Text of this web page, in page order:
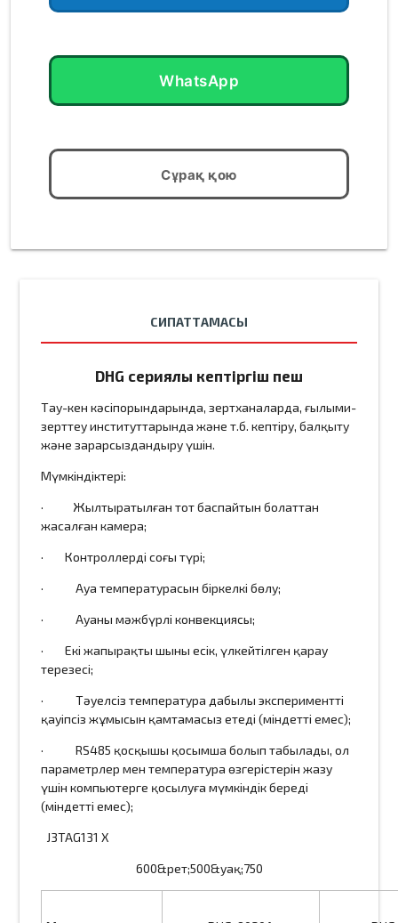
WhatsApp
Сұрақ қою
СИПАТТАМАСЫ
DHG сериялы кептіргіш пеш
Тау-кен кәсіпорындарында, зертханаларда, ғылыми-
зерттеу институттарында және т.б. кептіру, балқыту
және зарарсыздандыру үшін.
Мүмкіндіктері:
· Жылтыратылған тот баспайтын болаттан
жасалған камера;
· Контроллердің соңғы түрі;
· Ауа температурасын біркелкі бөлу;
· Ауаның мәжбүрлі конвекциясы;
· Екі жапырақты шыны есік, үлкейтілген қарау
терезесі;
· Тәуелсіз температура дабылы эксперименттің
қауіпсіз жұмысын қамтамасыз етеді (міндетті емес);
· RS485 қосқышы қосымша болып табылады, ол
параметрлер мен температура өзгерістерін жазу
үшін компьютерге қосылуға мүмкіндік береді
(міндетті емес);
J3TAG131 X
600&рет;500&уақ;750